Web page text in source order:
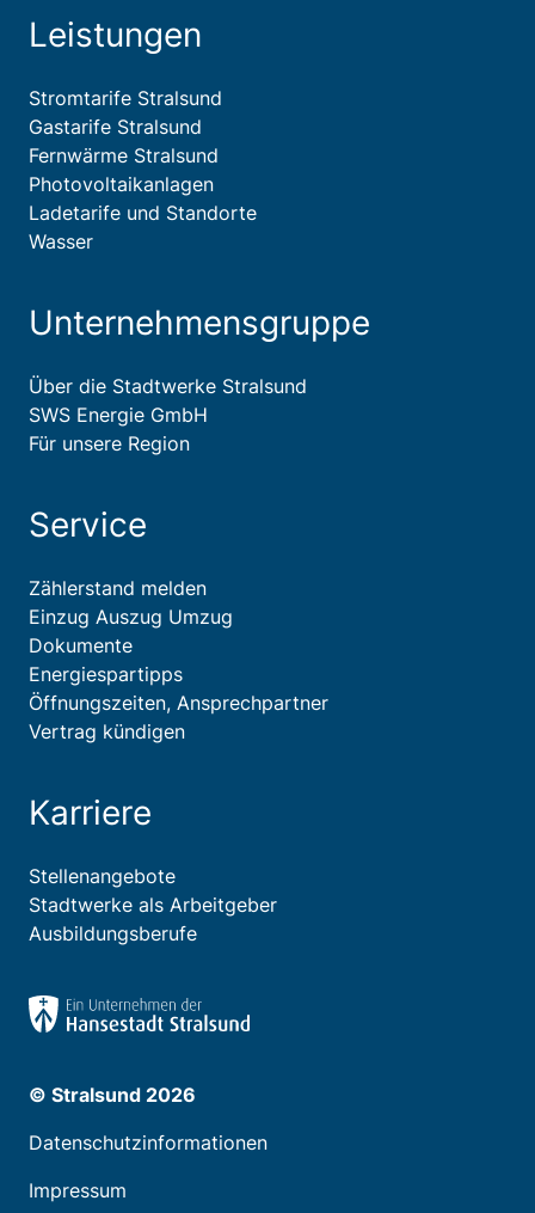
Leistungen
Stromtarife Stralsund
Gastarife Stralsund
Fernwärme Stralsund
Photovoltaikanlagen
Ladetarife und Standorte
Wasser
Unternehmensgruppe
Über die Stadtwerke Stralsund
SWS Energie GmbH
Für unsere Region
Service
Zählerstand melden
Einzug Auszug Umzug
Dokumente
Energiespartipps
Öffnungszeiten, Ansprechpartner
Vertrag kündigen
Karriere
Stellenangebote
Stadtwerke als Arbeitgeber
Ausbildungsberufe
© Stralsund 2026
Datenschutzinformationen
Impressum